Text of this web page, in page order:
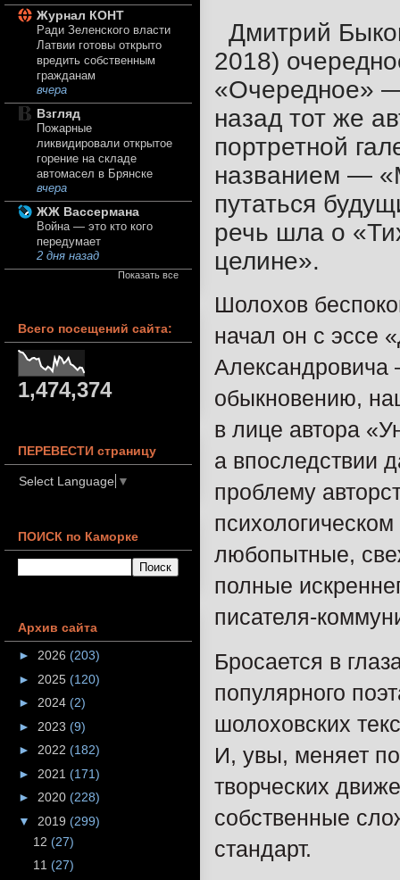
Дмитрий
2018)
«Очередное»
назад тот же
портретной
названием —
путаться
речь шла о
целине».
Шолохов
начал он с эссе
Александровича
обыкновению,
в лице автора
а впоследствии
проблему
любопытные,
полные
писателя-
Бросается в
популярного
шолоховских
И, увы, меняет
творческих
собственные
стандарт.
Журнал КОНТ
Ради Зеленского власти
Латвии готовы открыто
вредить собственным
гражданам
вчера
Взгляд
Пожарные
ликвидировали открытое
горение на складе
автомасел в Брянске
вчера
ЖЖ Вассермана
Война — это кто кого
передумает
2 дня назад
Показать все
Всего посещений сайта:
1,474,374
ПЕРЕВЕСТИ страницу
Select Language ▼
ПОИСК по Каморке
Архив сайта
► 2026 (203)
► 2025 (120)
► 2024 (2)
► 2023 (9)
► 2022 (182)
► 2021 (171)
► 2020 (228)
▼ 2019 (299)
12 (27)
11 (27)